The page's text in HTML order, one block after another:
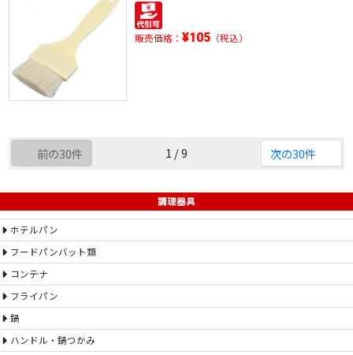
販売価格： ¥105（税込）
前の30件 1 / 9 次の30件
調理器具
ホテルパン
フードパンバット類
コンテナ
フライパン
鍋
ハンドル・鍋つかみ